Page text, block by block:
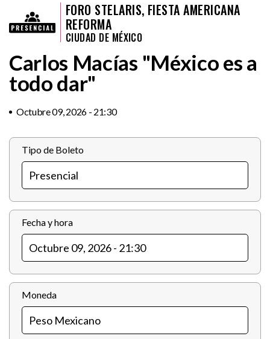
FORO STELARIS, FIESTA AMERICANA
REFORMA
CIUDAD DE MÉXICO
Carlos Macías "México es a
todo dar"
Octubre 09, 2026 - 21:30
Tipo de Boleto
Fecha y hora
Moneda